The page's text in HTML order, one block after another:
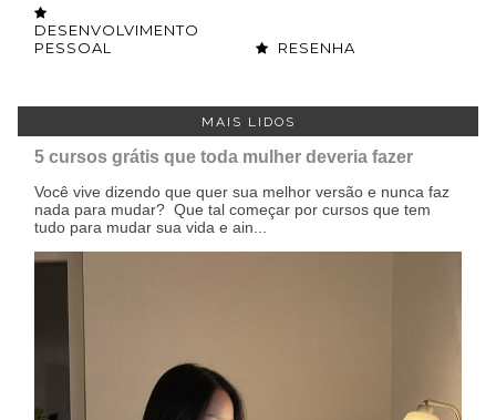
DESENVOLVIMENTO
PESSOAL
RESENHA
MAIS LIDOS
5 cursos grátis que toda mulher deveria fazer
Você vive dizendo que quer sua melhor versão e nunca faz
nada para mudar? Que tal começar por cursos que tem
tudo para mudar sua vida e ain...